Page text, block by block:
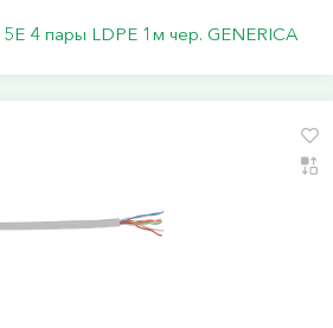
5E 4 пары LDPE 1м чер. GENERICA